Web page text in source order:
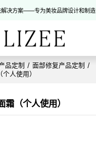
解决方案——专为美妆品牌设计和制造
品定制 / 面部修复产品定制 /
人使用）
（个人使用）